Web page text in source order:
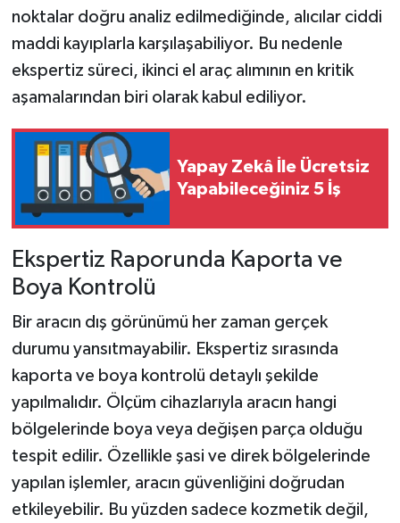
noktalar doğru analiz edilmediğinde, alıcılar ciddi
maddi kayıplarla karşılaşabiliyor. Bu nedenle
ekspertiz süreci, ikinci el araç alımının en kritik
aşamalarından biri olarak kabul ediliyor.
Yapay Zekâ İle Ücretsiz
Yapabileceğiniz 5 İş
Ekspertiz Raporunda Kaporta ve
Boya Kontrolü
Bir aracın dış görünümü her zaman gerçek
durumu yansıtmayabilir. Ekspertiz sırasında
kaporta ve boya kontrolü detaylı şekilde
yapılmalıdır. Ölçüm cihazlarıyla aracın hangi
bölgelerinde boya veya değişen parça olduğu
tespit edilir. Özellikle şasi ve direk bölgelerinde
yapılan işlemler, aracın güvenliğini doğrudan
etkileyebilir. Bu yüzden sadece kozmetik değil,